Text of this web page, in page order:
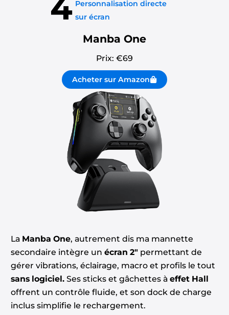
Personnalisation directe
sur écran
Manba One
Prix: €69
Acheter sur Amazon
La Manba One, autrement dis ma mannette
secondaire intègre un écran 2″permettant de
gérer vibrations, éclairage, macro et profils le tout
sans logiciel.Ses sticks et gâchettes àeffet Hall
offrent un contrôle fluide, et son dock de charge
inclus simplifie le rechargement.